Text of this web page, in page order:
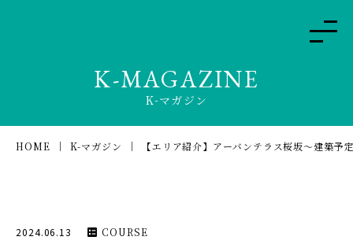
K-MAGAZINE
K-マガジン
HOME K-マガジン 【エリア紹介】アーバンテラス桜坂〜建築予
2024.06.13 COURSE